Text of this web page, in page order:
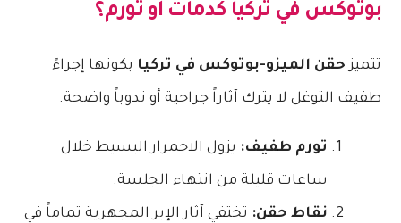
بوتوكس في تركيا كدمات أو تورم؟
تتميز حقن الميزو-بوتوكس في تركيا بكونها إجراءً
طفيف التوغل لا يترك آثاراً جراحية أو ندوباً واضحة.
تورم طفيف: يزول الاحمرار البسيط خلال
ساعات قليلة من انتهاء الجلسة.
نقاط حقن: تختفي آثار الإبر المجهرية تماماً في